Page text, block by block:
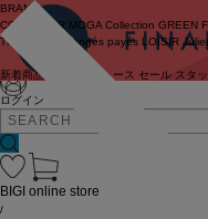
ログイン
BRAND
COUTURIER MOGA Collection GREEN
TRISTESSE
congés payés LOISIR Julier
新着商品 ニュース セール スタ
BIGI online store
/